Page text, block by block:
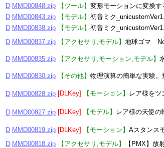
D MMD00848.zip 【ツール】 変形モーションに変換す
D MMD00843.zip 【モデル】 初音ミク
D MMD00838.zip 【モデル】 初音ミク
D MMD00837.zip 【アクセサリ,モデル】 地球ゴマ
D MMD00835.zip 【アクセサリ,モーション,モデル】
D MMD00830.zip 【その他】 物理演算の簡単な実験
D MMD00828.zip [DLKey] 【モーション】 レア様をツ
D MMD00827.zip [DLKey] 【モデル】 レア様の天使
D MMD00819.zip [DLKey] 【モーション】 Aスタンス
D MMD00818.zip 【アクセサリ,モデル】 【PMX】放